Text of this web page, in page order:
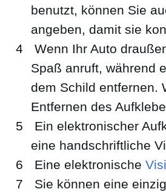
benutzt, können Sie
angeben, damit sie
Wenn Ihr Auto
Spaß anruft, während
dem Schild entfernen.
Entfernen des
Ein elektronischer
eine handschriftliche
Eine elektronische
Sie können eine